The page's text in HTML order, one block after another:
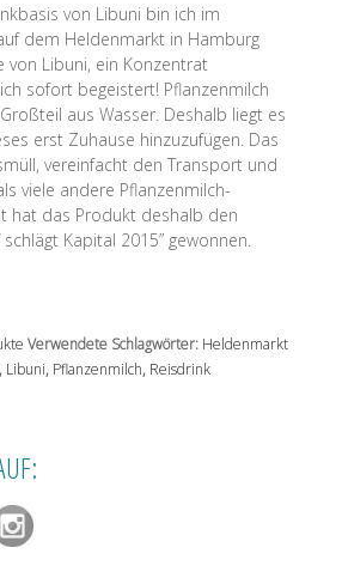
von Libuni bin ich im
dem Heldenmarkt in Hamburg
von Libuni, ein Konzentrat
sofort begeistert! Pflanzenmilch
aus Wasser. Deshalb liegt es
erst Zuhause hinzuzufügen. Das
vereinfacht den Transport und
viele andere Pflanzenmilch-
hat das Produkt deshalb den
Kapital 2015” gewonnen.
Verwendete Schlagwörter: Heldenmarkt
, Libuni, Pflanzenmilch, Reisdrink